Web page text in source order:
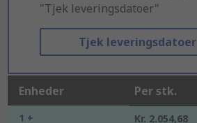
"Tjek leveringsdatoer"
Tjek leveringsdatoer
Enheder Per stk.
1 + Kr. 2.054,68